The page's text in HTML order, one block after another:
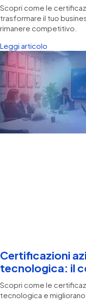
Scopri come le
trasformare il tuo
rimanere competitivo.
Leggi articolo
Certificazioni
tecnologica: il
Scopri come le
tecnologica e